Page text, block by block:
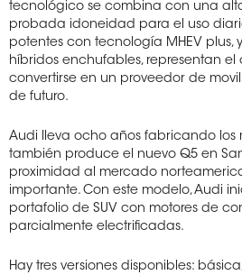
tecnológico se combina con una
probada idoneidad para el uso
potentes con tecnología MHEV
híbridos enchufables, representan
convertirse en un proveedor de
de futuro.
Audi lleva ocho años fabricando los
también produce el nuevo Q5 en
proximidad al mercado
importante. Con este modelo, Audi
portafolio de SUV con motores de
parcialmente electrificadas.
Hay tres versiones disponibles: